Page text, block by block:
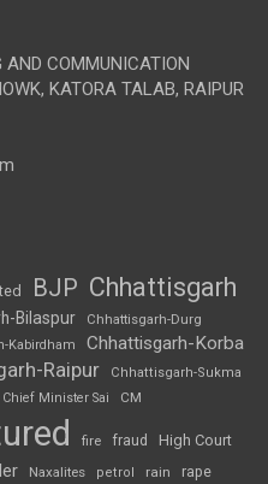
COMMUNICATION
KATORA TALAB, RAIPUR
BJP Chhattisgarh
Bilaspur Chhattisgarh-Durg
Kabirdham Chhattisgarh-Korba
Raipur
Chhattisgarh-Sukma
Chief Minister Sai CM
fire fraud High Court
Naxalites petrol rain rape